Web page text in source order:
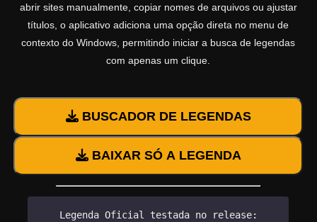
abrir sites manualmente, copiar nomes de arquivos ou ajustar
títulos, o aplicativo adiciona uma opção direta no menu de
contexto do Windows, permitindo iniciar a busca de legendas
com apenas um clique.
BUSCADOR DE LEGENDAS
BAIXAR SÓ A LEGENDA
Legenda Oficial testada no release: